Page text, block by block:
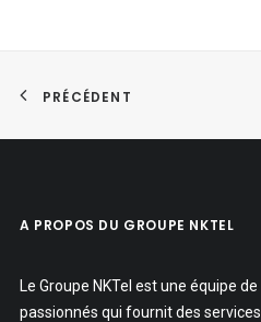
PRÉCÉDENT
A PROPOS DU GROUPE NKTEL
Le Groupe NKTel est une équipe de
passionnés qui fournit des services